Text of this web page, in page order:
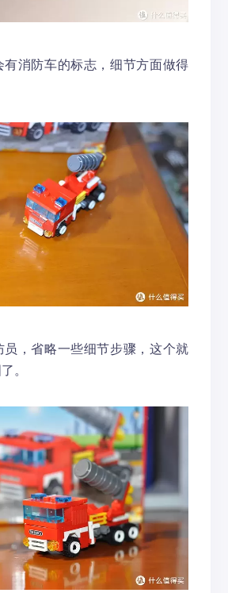
有消防车的标志，细节方面做得
员，省略一些细节步骤，这个就
。